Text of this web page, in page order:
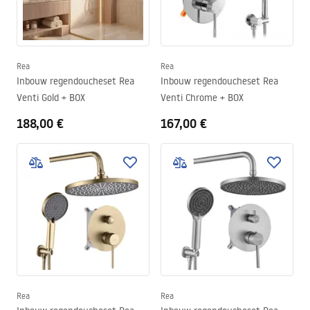
Rea
Inbouw regendoucheset Rea
Venti Gold + BOX
188,00 €
Rea
Inbouw regendoucheset Rea
Venti Chrome + BOX
167,00 €
Rea Rea